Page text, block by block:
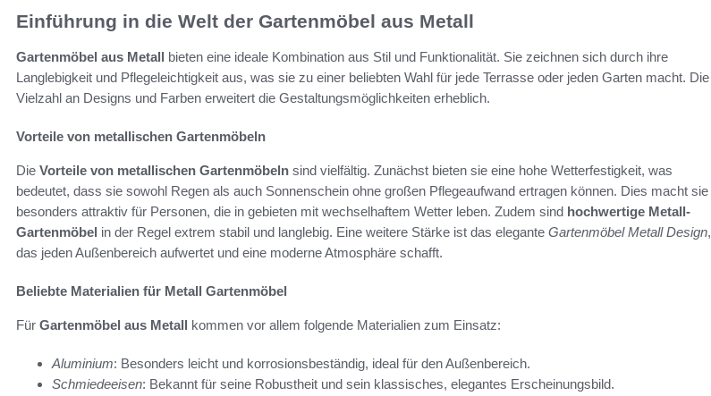
Einführung in die Welt der Gartenmöbel aus Metall
Gartenmöbel aus Metall bieten eine ideale Kombination aus Stil und Funktionalität. Sie zeichnen sich durch ihre
Langlebigkeit und Pflegeleichtigkeit aus, was sie zu einer beliebten Wahl für jede Terrasse oder jeden Garten macht. Die
Vielzahl an Designs und Farben erweitert die Gestaltungsmöglichkeiten erheblich.
Vorteile von metallischen Gartenmöbeln
Die Vorteile von metallischen Gartenmöbeln sind vielfältig. Zunächst bieten sie eine hohe Wetterfestigkeit, was
bedeutet, dass sie sowohl Regen als auch Sonnenschein ohne großen Pflegeaufwand ertragen können. Dies macht sie
besonders attraktiv für Personen, die in gebieten mit wechselhaftem Wetter leben. Zudem sind hochwertige Metall-
Gartenmöbel in der Regel extrem stabil und langlebig. Eine weitere Stärke ist das elegante Gartenmöbel Metall Design,
das jeden Außenbereich aufwertet und eine moderne Atmosphäre schafft.
Beliebte Materialien für Metall Gartenmöbel
Für Gartenmöbel aus Metall kommen vor allem folgende Materialien zum Einsatz:
Aluminium: Besonders leicht und korrosionsbeständig, ideal für den Außenbereich.
Schmiedeeisen: Bekannt für seine Robustheit und sein klassisches, elegantes Erscheinungsbild.